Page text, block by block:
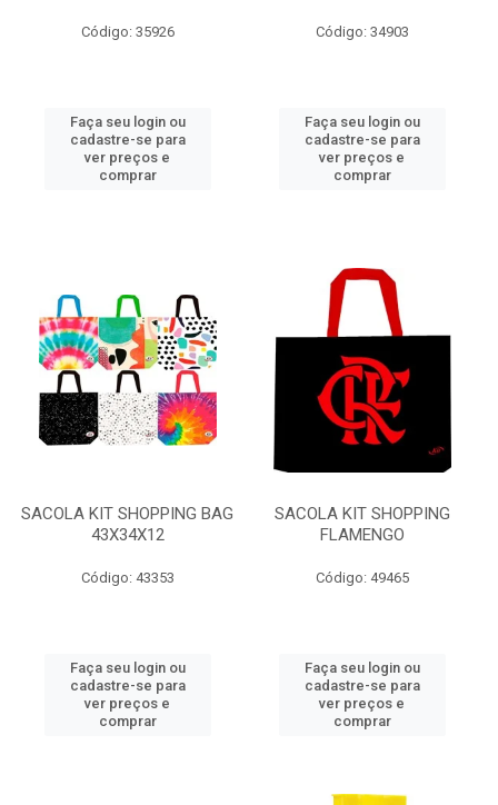
Código: 35926
Faça seu login ou
cadastre-se para
ver preços e
comprar
Código: 34903
Faça seu login ou
cadastre-se para
ver preços e
comprar
SACOLA KIT SHOPPING BAG
43X34X12
Código: 43353
Faça seu login ou
cadastre-se para
ver preços e
comprar
SACOLA KIT SHOPPING
FLAMENGO
Código: 49465
Faça seu login ou
cadastre-se para
ver preços e
comprar